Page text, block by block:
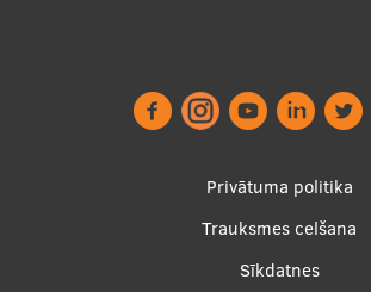
Privātuma politika
Trauksmes celšana
Sīkdatnes